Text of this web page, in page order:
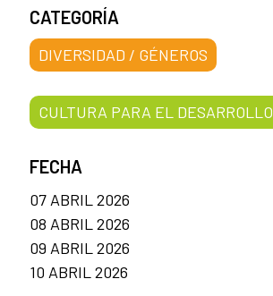
CATEGORÍA
DIVERSIDAD / GÉNEROS
CULTURA PARA EL DESARROLLO
FECHA
07 ABRIL 2026
08 ABRIL 2026
09 ABRIL 2026
10 ABRIL 2026